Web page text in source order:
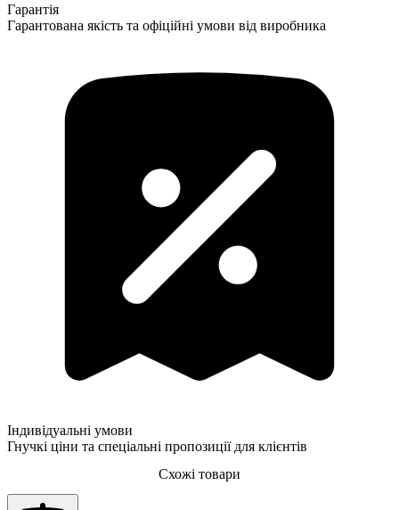
Гарантія
Гарантована якість та офіційні умови від виробника
Індивідуальні умови
Гнучкі ціни та спеціальні пропозиції для клієнтів
Схожі товари